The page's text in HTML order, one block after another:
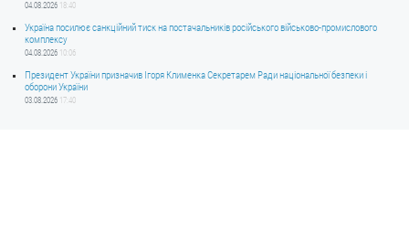
04.08.2026 18:40
Україна посилює санкційний тиск на постачальників російського військово-промислового
комплексу
04.08.2026 10:06
Президент України призначив Ігоря Клименка Секретарем Ради національної безпеки і
оборони України
03.08.2026 17:40